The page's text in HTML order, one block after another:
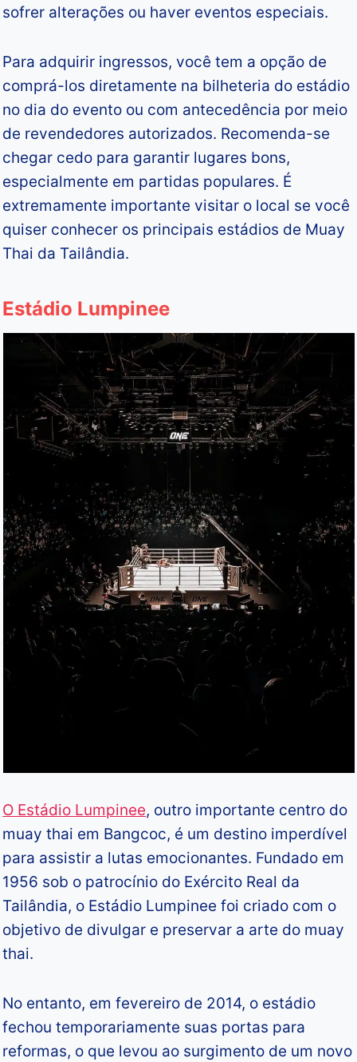
sofrer alterações ou haver eventos especiais.
Para adquirir ingressos, você tem a opção de
comprá-los diretamente na bilheteria do estádio
no dia do evento ou com antecedência por meio
de revendedores autorizados. Recomenda-se
chegar cedo para garantir lugares bons,
especialmente em partidas populares. É
extremamente importante visitar o local se você
quiser conhecer os principais estádios de Muay
Thai da Tailândia.
Estádio Lumpinee
O Estádio Lumpinee, outro importante centro do
muay thai em Bangcoc, é um destino imperdível
para assistir a lutas emocionantes. Fundado em
1956 sob o patrocínio do Exército Real da
Tailândia, o Estádio Lumpinee foi criado com o
objetivo de divulgar e preservar a arte do muay
thai.
No entanto, em fevereiro de 2014, o estádio
fechou temporariamente suas portas para
reformas, o que levou ao surgimento de um novo